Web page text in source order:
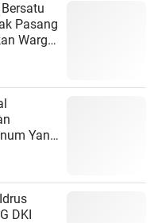
Pasang
Warga
Yang
DKI